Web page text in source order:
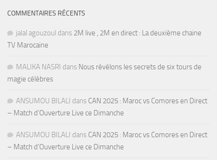
COMMENTAIRES RÉCENTS
jalal agouzoul dans 2M live , 2M en direct : La deuxième chaine
TV Marocaine
MALIKA NASRI dans Nous révélons les secrets de six tours de
magie célèbres
ANSUMOU BILALI dans CAN 2025 : Maroc vs Comores en Direct
– Match d’Ouverture Live ce Dimanche
ANSUMOU BILALI dans CAN 2025 : Maroc vs Comores en Direct
– Match d’Ouverture Live ce Dimanche